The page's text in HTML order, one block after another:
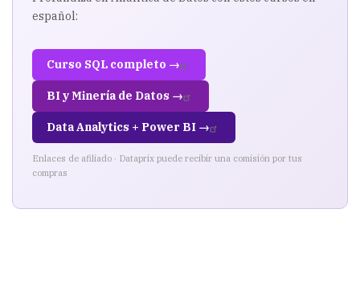
el
acceso
como
administrador
nuestra
español:
Curso SQL completo →
BI y Minería de Datos →
Data Analytics + Power BI →
Enlaces de afiliado · Dataprix puede recibir una comisión por tus
compras